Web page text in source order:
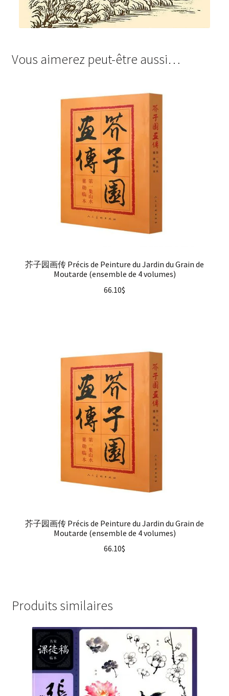
Vous aimerez peut-être aussi…
芥子园画传 Précis de Peinture du Jardin du Grain de
Moutarde (ensemble de 4 volumes)
66.10$
芥子园画传 Précis de Peinture du Jardin du Grain de
Moutarde (ensemble de 4 volumes)
66.10$
Produits similaires